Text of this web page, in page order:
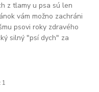
z tlamy u psa sú len
vám možno zachráni
psovi roky zdravého
silný "psí dych" za
1